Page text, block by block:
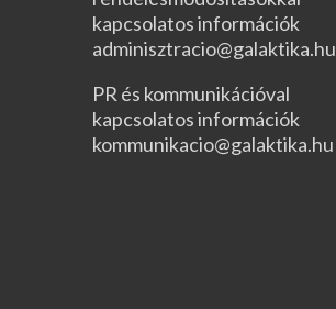
kapcsolatos információk
adminisztracio@galaktika.hu
PR és kommunikációval
kapcsolatos információk
kommunikacio@galaktika.hu